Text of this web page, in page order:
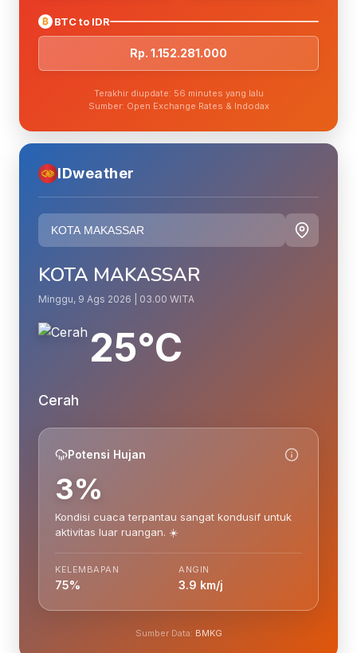
₿ BTC to IDR
Rp. 1.152.281.000
Terakhir diupdate: 56 minutes yang lalu
Sumber: Open Exchange Rates & Indodax
IDweather
KOTA MAKASSAR
Minggu, 9 Ags 2026 | 03.00 WITA
25°C
Cerah
Potensi Hujan
3%
Kondisi cuaca terpantau sangat kondusif untuk
aktivitas luar ruangan. ☀️
KELEMBAPAN
75%
ANGIN
3.9 km/j
Sumber Data: BMKG